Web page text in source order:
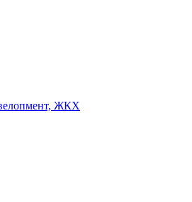
ЖКХ